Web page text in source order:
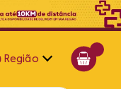
Região